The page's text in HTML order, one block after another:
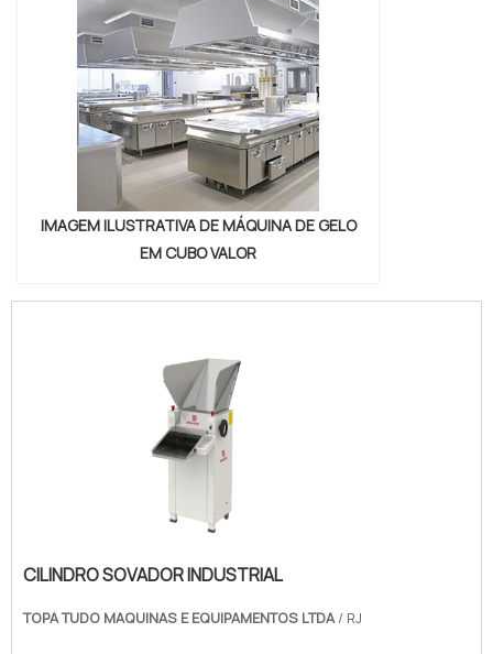
IMAGEM ILUSTRATIVA DE MÁQUINA DE GELO
EM CUBO VALOR
CILINDRO SOVADOR INDUSTRIAL
TOPA TUDO MAQUINAS E EQUIPAMENTOS LTDA / RJ